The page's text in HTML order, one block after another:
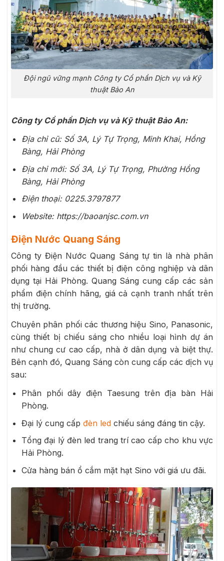
Đội ngũ vững mạnh Công ty Cổ phần Dịch vụ và Kỹ
thuật Bảo An
Công ty Cổ phần Dịch vụ và Kỹ thuật Bảo An:
Địa chỉ cũ: Số 3A, Lý Tự Trọng, Minh Khai, Hồng
Bàng, Hải Phòng
Địa chỉ mới: Số 3A, Lý Tự Trọng, Phường Hồng
Bàng, Hải Phòng
Điện thoại: 0225.3797877
Website: https://baoanjsc.com.vn
Điện Nước Quang Sáng
Công ty Điện Nước Quang Sáng tự tin là nhà phân
phối hàng đầu các thiết bị điện công nghiệp và dân
dụng tại Hải Phòng. Quang Sáng cung cấp các sản
phẩm điện chính hãng, giá cả cạnh tranh nhất trên
thị trường.
Chuyên phân phối các thương hiệu Sino, Panasonic,
cùng thiết bị chiếu sáng cho nhiều loại hình dự án
như chung cư cao cấp, nhà ở dân dụng và biệt thự.
Bên cạnh đó, Quang Sáng còn cung cấp các dịch vụ
sau:
Phân phối dây điện Taesung trên địa bàn Hải
Phòng.
Đại lý cung cấp đèn ledchiếu sáng đáng tin cậy.
Tổng đại lý đèn led trang trí cao cấp cho khu vực
Hải Phòng.
Cửa hàng bán ổ cắm mặt hạt Sino với giá ưu đãi.